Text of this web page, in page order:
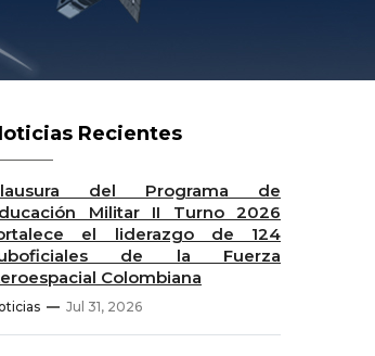
Recientes
del Programa de
Militar II Turno 2026
el liderazgo de 124
de la Fuerza
Colombiana
Jul 31, 2026